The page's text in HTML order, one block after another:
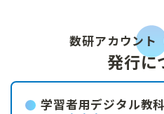
数研アカウント
発行に
学習者用デジタル教